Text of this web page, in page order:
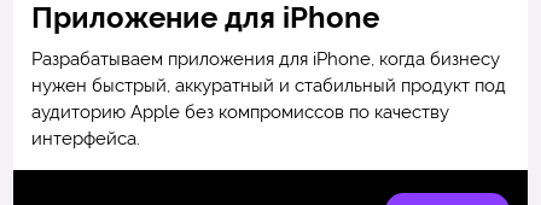
Приложение для iPhone
Разрабатываем приложения для iPhone, когда бизнесу
нужен быстрый, аккуратный и стабильный продукт под
аудиторию Apple без компромиссов по качеству
интерфейса.